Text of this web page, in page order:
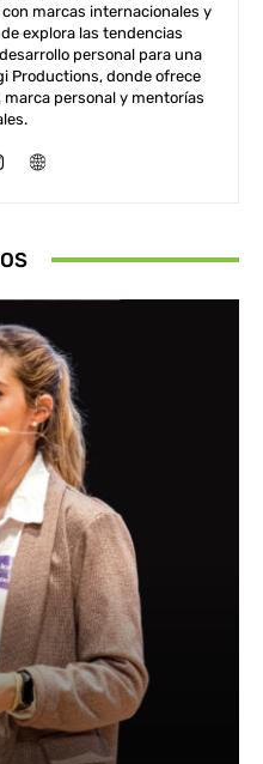
marcas internacionales y
explora las tendencias
personal para una
Productions, donde ofrece
personal y mentorías